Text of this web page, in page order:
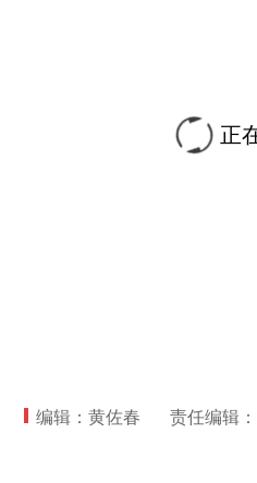
正
编辑：黄佐春 责任编辑